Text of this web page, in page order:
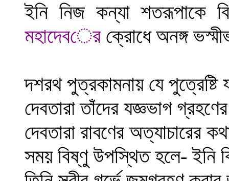
ইনি নিজ কন্যা শতরূপাকে
মহাদেবের ক্রোধে অনঙ্গ
দশরথ পুত্রকামনায় যে
দেবতারা তাঁদের যজ্ঞভাগ
দেবতারা রাবণের অত্যাচারের
সময় বিষ্ণু উপস্থিত হলে- ইনি